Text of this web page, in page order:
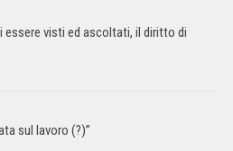
essere visti ed ascoltati, il diritto di
sul lavoro (?)”